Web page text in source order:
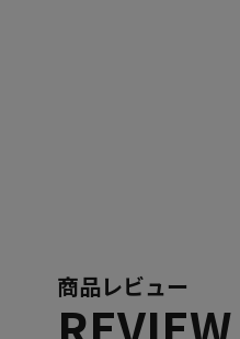
商品レビュー